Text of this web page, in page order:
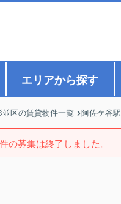
エリアから探す
並区の賃貸物件一覧 阿佐ケ谷駅
の募集は終了しました。